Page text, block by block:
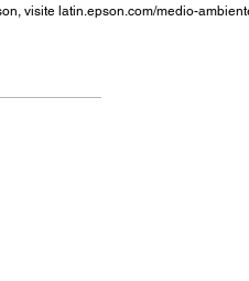
visite latin.epson.com/medio-